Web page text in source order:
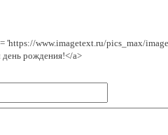
'https://www.imagetext.ru/pics_max/
рождения!</a>